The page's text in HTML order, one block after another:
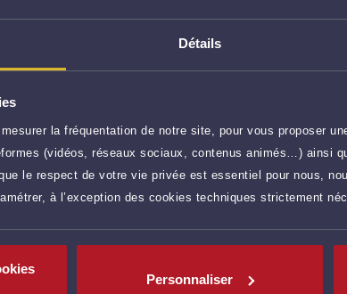
Détails
la fréquentation de notre site, pour vous proposer
(vidéos, réseaux sociaux, contenus animés…) ainsi
le respect de votre vie privée est essentiel pour nous,
à l’exception des cookies techniques strictement
Personnaliser
amont des conflits, et comme avocat chargé d'assurer
d'une confidentialité totale dans le traitement de
en matière d'expertise et de sécurité.
plus
150 € TTC Prendre RDV
70 €TTC Prendre RDV